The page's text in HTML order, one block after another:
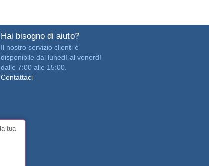
Hai bisogno di aiuto?
Il nostro servizio clienti è
disponibile dal lunedì al venerdì
dalle 7:00 alle 15:00.
Contattaci
la tua